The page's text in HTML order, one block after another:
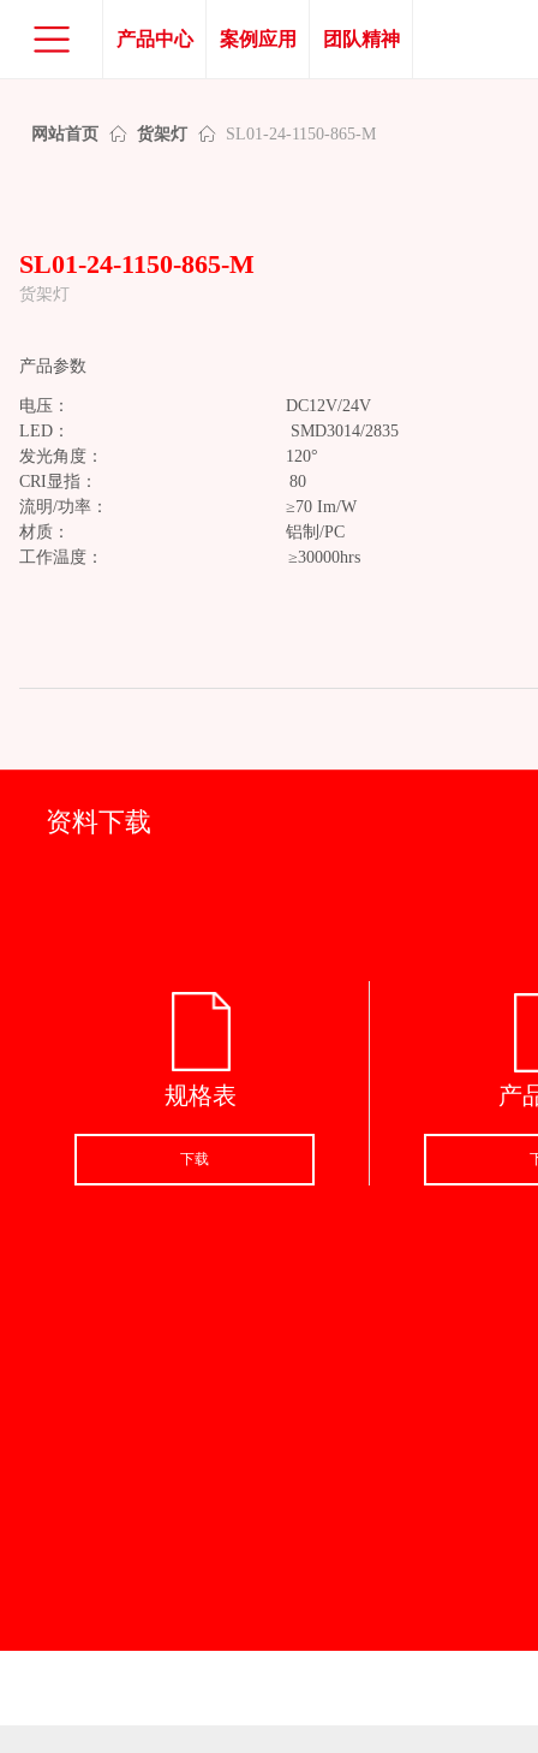
产品中心 案例应用 团队精神
SL01-24-1150-865-M
货架灯
产品参数
电压： DC12V/24V
LED： SMD3014/2835
发光角度： 120°
CRI显指： 80
流明/功率： ≥70 Im/W
材质： 铝制/PC
工作温度： ≥30000hrs
网站首页 ꀇ 货架灯 ꀇ SL01-24-1150-865-M
下载
规格表
资料下载
产